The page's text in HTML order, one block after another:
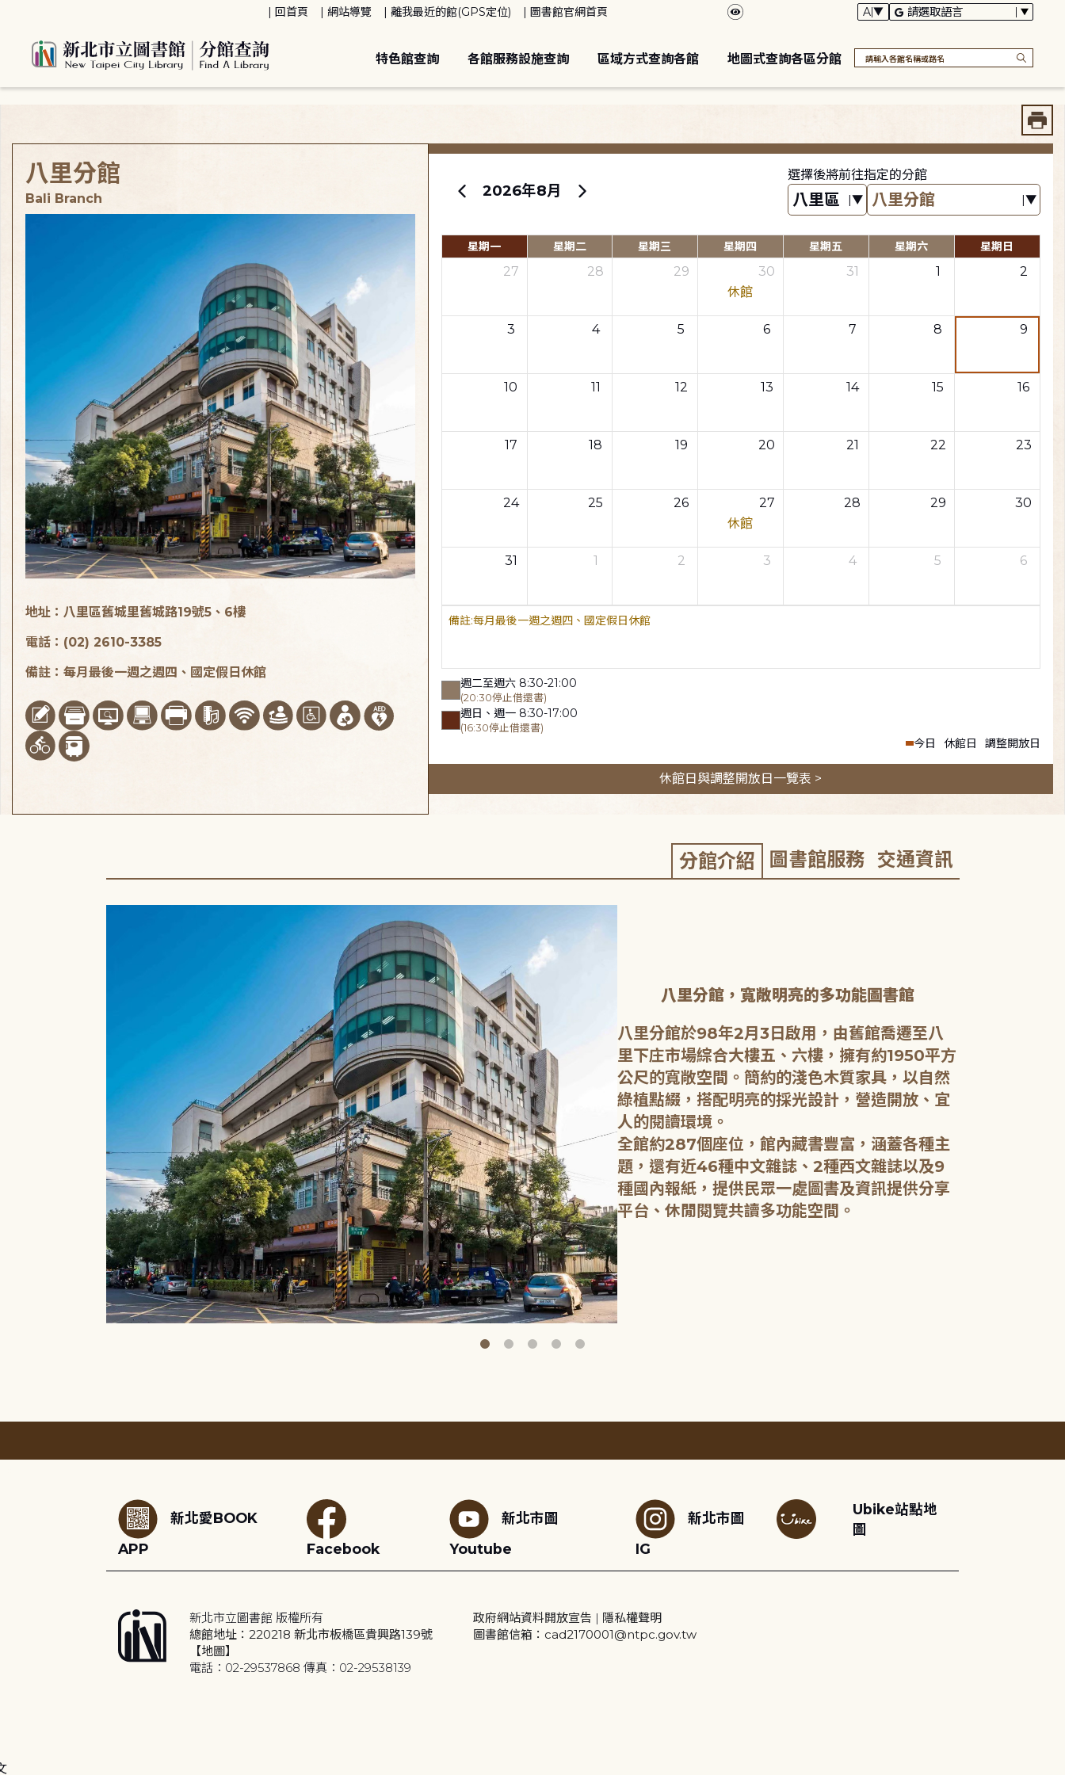
回首頁 網站導覽 離我最近的館(GPS定位) 圖書館官網首頁
特色館查詢 各館服務設施查詢 區域方式查詢各館 地圖式查詢各區分館
2026年8月
選擇後將前往指定的分館
星期一 星期二 星期三 星期四 星期五 星期六 星期日
27 28 29
30
休館
31 1 2
3 4 5 6 7 8 9
10 11 12 13 14 15 16
17 18 19 20 21 22 23
24 25 26
27
休館
28 29 30
31 1 2 3 4 5 6
每月最後一週之週四、國定假日休館
週二至週六 8:30-21:00
(20:30停止借還書)
週日、週一 8:30-17:00
(16:30停止借還書)
今日 休館日 調整開放日
休館日與調整開放日一覽表 >
八里分館
Bali Branch
地址：八里區舊城里舊城路19號5、6樓
電話：(02) 2610-3385
備註：每月最後一週之週四、國定假日休館
分館介紹 圖書館服務 交通資訊
八里分館，寬敞明亮的多功能圖書館
八里分館於98年2月3日啟用，由舊館喬遷至八
里下庄市場綜合大樓五、六樓，擁有約1950平方
公尺的寬敞空間。簡約的淺色木質家具，以自然
綠植點綴，搭配明亮的採光設計，營造開放、宜
人的閱讀環境。
全館約287個座位，館內藏書豐富，涵蓋各種主
題，還有近46種中文雜誌、2種西文雜誌以及9
種國內報紙，提供民眾一處圖書及資訊提供分享
新北愛BOOK
APP
Facebook
新北市圖
Youtube
新北市圖
IG
Ubike站點地
圖
新北市立圖書館 版權所有
總館地址：220218 新北市板橋區貴興路139號
【地圖】
電話：02-29537868 傳真：02-29538139
政府網站資料開放宣告 | 隱私權聲明
圖書館信箱：cad2170001@ntpc.gov.tw